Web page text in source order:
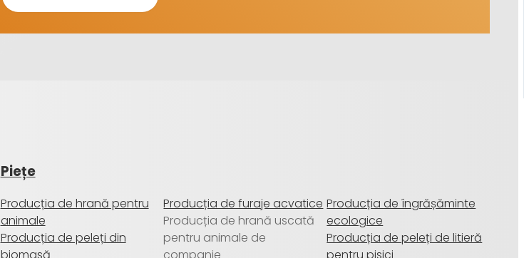
Piețe
Producția de hrană pentru
animale
Producția de peleți din
Producția de furaje acvatice
Producția de hrană uscată
pentru animale de
Producția de îngrășăminte
ecologice
Producția de peleți de litieră